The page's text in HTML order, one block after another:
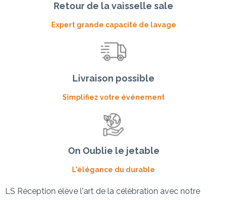
Retour de la vaisselle sale
Expert grande capacité de lavage
Livraison possible
Simplifiez votre événement
On Oublie le jetable
L'élégance du durable
LS Réception élève l'art de la célébration avec notre